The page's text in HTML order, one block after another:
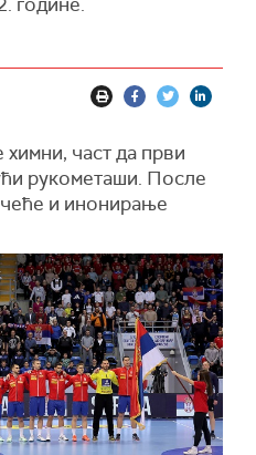
част да први
рукометаши. После
и инонирање